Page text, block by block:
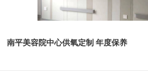
南平美容院中心供氧定制 年度保养